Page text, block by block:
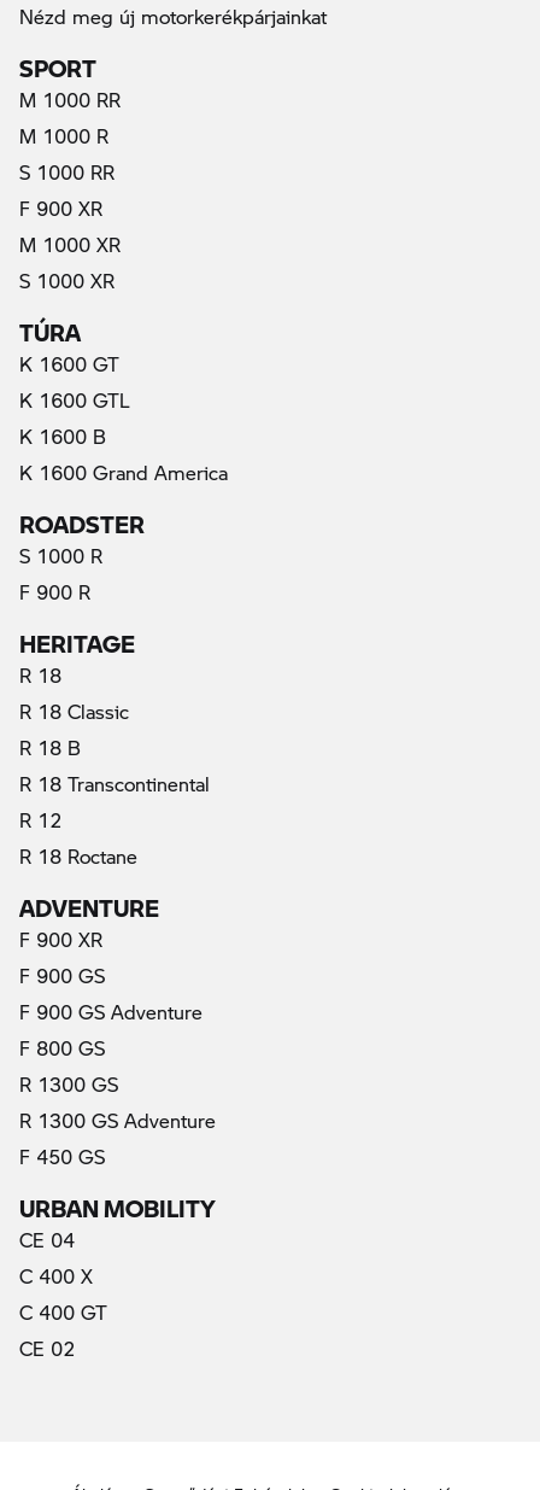
Nézd meg új motorkerékpárjainkat
SPORT
M 1000 RR
M 1000 R
S 1000 RR
F 900 XR
M 1000 XR
S 1000 XR
TÚRA
K 1600 GT
K 1600 GTL(aktuális)
K 1600 B
K 1600 Grand America
ROADSTER
S 1000 R
F 900 R
HERITAGE
R 18
R 18 Classic
R 18 B
R 18 Transcontinental
R 12
R 18 Roctane
ADVENTURE
F 900 XR
F 900 GS
F 900 GS Adventure
F 800 GS
R 1300 GS
R 1300 GS Adventure
F 450 GS
URBAN MOBILITY
CE 04
C 400 X
C 400 GT
CE 02